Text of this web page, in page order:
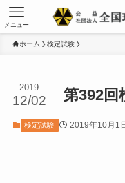
メニュー
ホーム 検定試験
第392回
2019
12/02
検定試験 2019年10月1